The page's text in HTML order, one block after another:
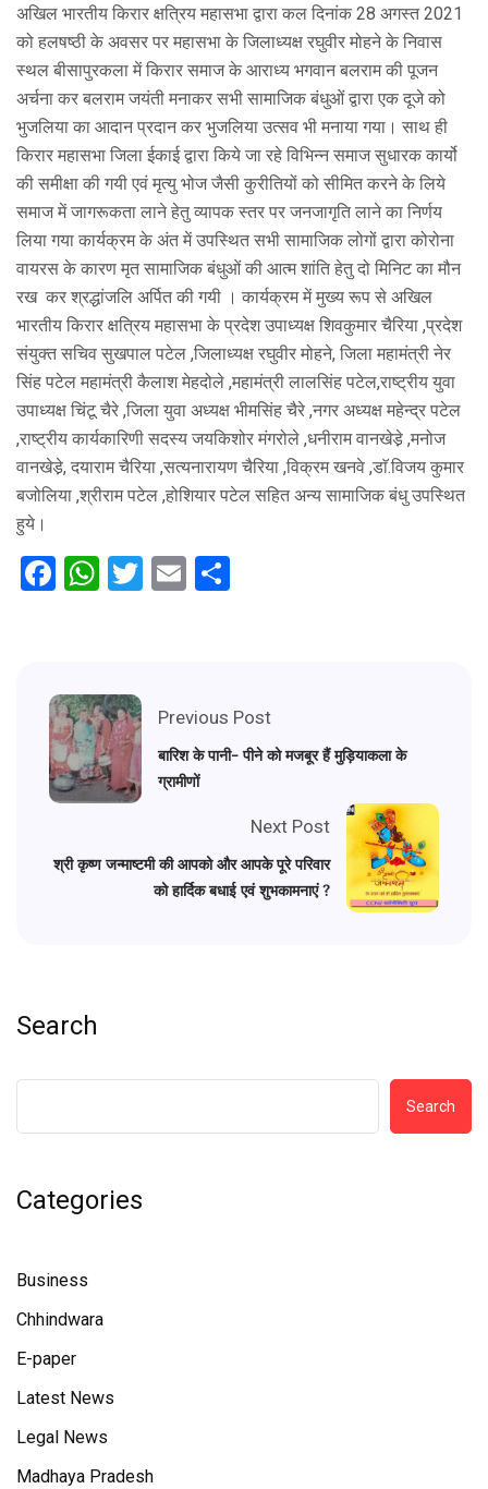
अखिल भारतीय किरार क्षत्रिय महासभा द्वारा कल दिनांक 28 अगस्त 2021
को हलषष्ठी के अवसर पर महासभा के जिलाध्यक्ष रघुवीर मोहने के निवास
स्थल बीसापुरकला में किरार समाज के आराध्य भगवान बलराम की पूजन
अर्चना कर बलराम जयंती मनाकर सभी सामाजिक बंधुओं द्वारा एक दूजे को
भुजलिया का आदान प्रदान कर भुजलिया उत्सव भी मनाया गया। साथ ही
किरार महासभा जिला ईकाई द्वारा किये जा रहे विभिन्न समाज सुधारक कार्यो
की समीक्षा की गयी एवं मृत्यु भोज जैसी कुरीतियों को सीमित करने के लिये
समाज में जागरूकता लाने हेतु व्यापक स्तर पर जनजागृति लाने का निर्णय
लिया गया कार्यक्रम के अंत में उपस्थित सभी सामाजिक लोगों द्वारा कोरोना
वायरस के कारण मृत सामाजिक बंधुओं की आत्म शांति हेतु दो मिनिट का मौन
रख कर श्रद्धांजलि अर्पित की गयी । कार्यक्रम में मुख्य रूप से अखिल
भारतीय किरार क्षत्रिय महासभा के प्रदेश उपाध्यक्ष शिवकुमार चैरिया ,प्रदेश
संयुक्त सचिव सुखपाल पटेल ,जिलाध्यक्ष रघुवीर मोहने, जिला महामंत्री नेर
सिंह पटेल महामंत्री कैलाश मेहदोले ,महामंत्री लालसिंह पटेल,राष्ट्रीय युवा
उपाध्यक्ष चिंटू चैरे ,जिला युवा अध्यक्ष भीमसिंह चैरे ,नगर अध्यक्ष महेन्द्र पटेल
,राष्ट्रीय कार्यकारिणी सदस्य जयकिशोर मंगरोले ,धनीराम वानखेडे़ ,मनोज
वानखेडे़, दयाराम चैरिया ,सत्यनारायण चैरिया ,विक्रम खनवे ,डाॅ.विजय कुमार
बजोलिया ,श्रीराम पटेल ,होशियार पटेल सहित अन्य सामाजिक बंधु उपस्थित
हुये।
Facebook
WhatsApp
Twitter
Email
Previous Post
बारिश के पानी- पीने को मजबूर हैं मुड़ियाकला के
ग्रामीणों
Next Post
श्री कृष्ण जन्माष्टमी की आपको और आपके पूरे परिवार
को हार्दिक बधाई एवं शुभकामनाएं ?
Search
Search
Categories
Business
Chhindwara
E-paper
Latest News
Legal News
Madhaya Pradesh